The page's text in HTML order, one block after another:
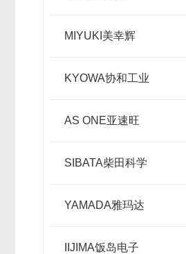
MIYUKI美幸辉
KYOWA协和工业
AS ONE亚速旺
SIBATA柴田科学
YAMADA雅玛达
IIJIMA饭岛电子